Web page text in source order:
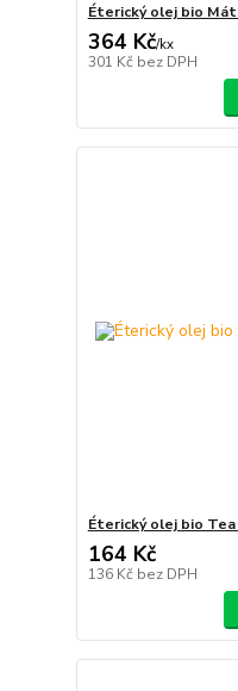
Éterický olej bio
364 Kč/kx
301 Kč bez DPH
Éterický olej bio
164 Kč
136 Kč bez DPH